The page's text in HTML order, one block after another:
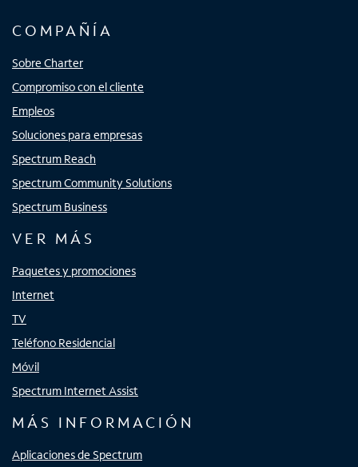
COMPAÑÍA
Sobre Charter
Compromiso con el cliente
Empleos
Soluciones para empresas
Spectrum Reach
Spectrum Community Solutions
Spectrum Business
VER MÁS
Paquetes y promociones
Internet
TV
Teléfono Residencial
Móvil
Spectrum Internet Assist
MÁS INFORMACIÓN
Aplicaciones de Spectrum